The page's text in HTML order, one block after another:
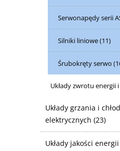
Serwonapędy serii
Silniki liniowe(11)
Śrubokręty serwo
Układy zwrotu energii
Układy grzania i
elektrycznych (23)
Układy jakości energii